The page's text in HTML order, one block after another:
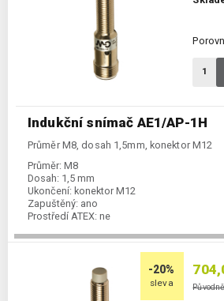
Indukční snímač AE1/AP-1H
Průměr M8, dosah 1,5mm, konektor M12
Průměr: M8
Dosah: 1,5 mm
Ukončení: konektor M12
Zapuštěný: ano
Prostředí ATEX: ne
-20%
sleva